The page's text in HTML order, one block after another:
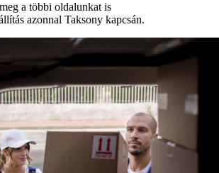
a többi oldalunkat is
azonnal Taksony kapcsán.